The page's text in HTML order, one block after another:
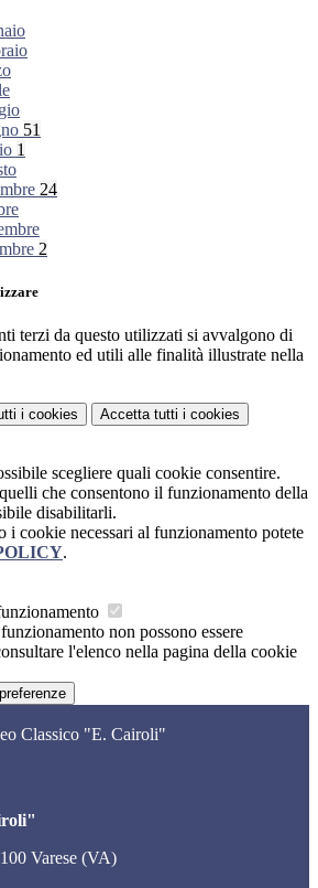
51
1
24
2
terzi da questo utilizzati si avvalgono di
ed utili alle finalità illustrate nella
i cookies Accetta tutti i cookies
scegliere quali cookie consentire.
che consentono il funzionamento della
disabilitarli.
i cookie necessari al funzionamento potete
.
non possono essere
l'elenco nella pagina della cookie
Classico "E. Cairoli"
Varese (VA)